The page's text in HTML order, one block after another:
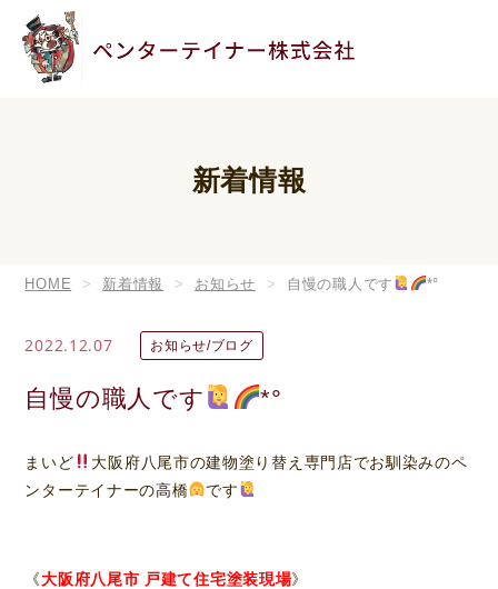
新着情報
HOME 新着情報 お知らせ 自慢の職人です *°
2022.12.07 お知らせ/ブログ
自慢の職人です *°
まいど
大阪府八尾市の建物塗り替え専門店でお馴染みのペ
ンターテイナーの高橋
です
《大阪府八尾市 戸建て住宅塗装現場》